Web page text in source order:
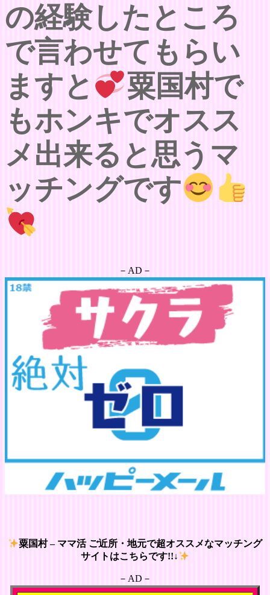
の経験したところ
で言わせてもらい
ますと
粟国村で
もホンキでオスス
メ出来ると思うマ
ッチングです
－AD－
粟国村 – ママ活 ご近所・地元で超オススメなマッチング
サイトはこちらです!!↓
－AD－